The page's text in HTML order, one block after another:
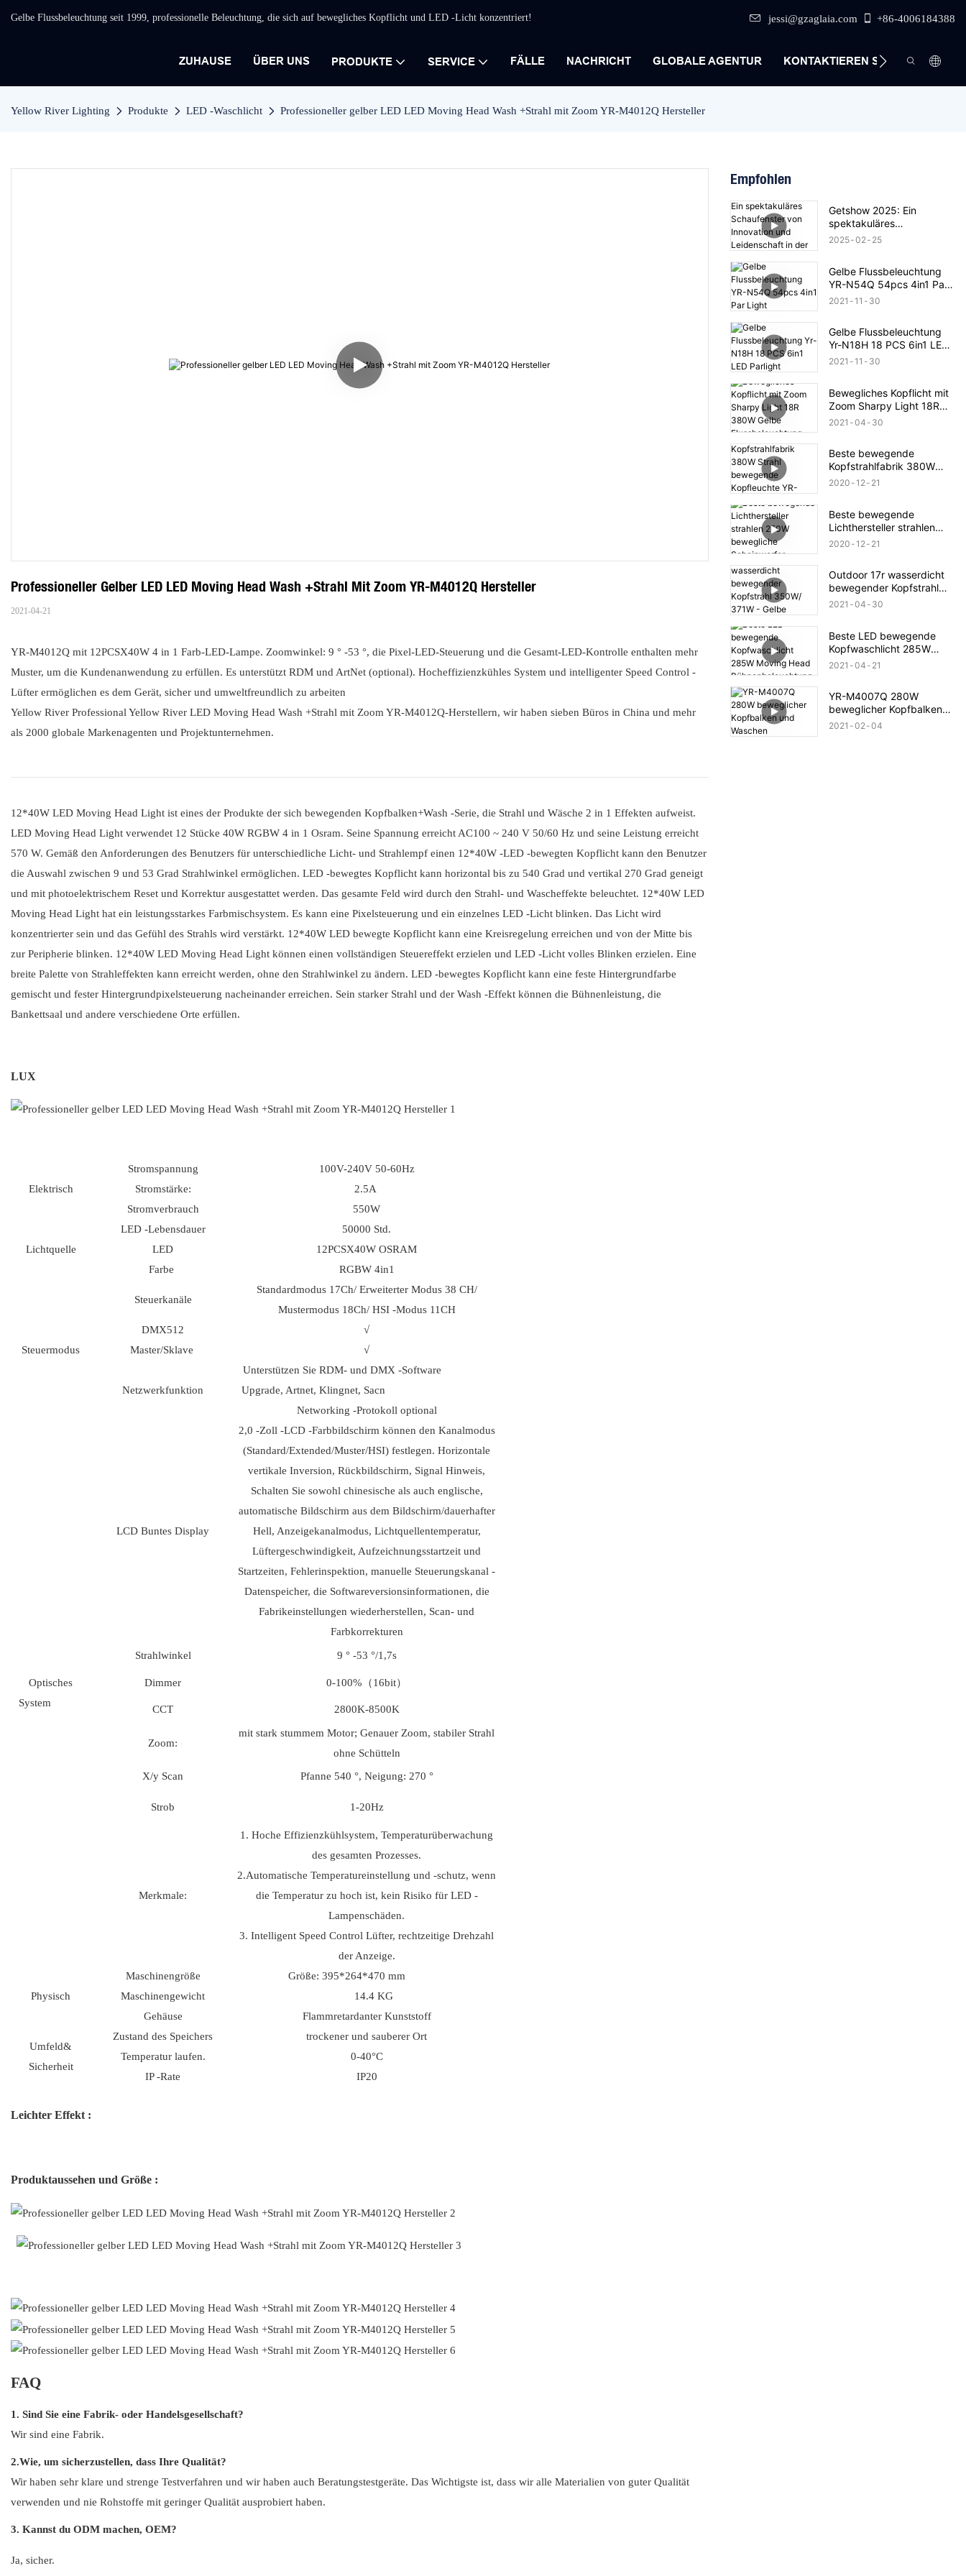
Gelbe Flussbeleuchtung seit 1999, professionelle Beleuchtung, die sich auf bewegliches Kopflicht und LED -Licht konzentriert! jessi@gzaglaia.com +86-4006184388
ZUHAUSE ÜBER UNS PRODUKTE SERVICE FÄLLE NACHRICHT GLOBALE AGENTUR KONTAKTIEREN SIE UNS
Yellow River Lighting Produkte LED -Waschlicht Professioneller gelber LED LED Moving Head Wash +Strahl mit Zoom YR-M4012Q Hersteller
Professioneller Gelber LED LED Moving Head Wash +Strahl Mit Zoom YR-M4012Q Hersteller
2021-04-21
YR-M4012Q mit 12PCSX40W 4 in 1 Farb-LED-Lampe. Zoomwinkel: 9 ° -53 °, die Pixel-LED-Steuerung und die Gesamt-LED-Kontrolle enthalten mehr
Muster, um die Kundenanwendung zu erfüllen. Es unterstützt RDM und ArtNet (optional). Hocheffizienzkühles System und intelligenter Speed ​​Control -
Lüfter ermöglichen es dem Gerät, sicher und umweltfreundlich zu arbeiten
Yellow River Professional Yellow River LED Moving Head Wash +Strahl mit Zoom YR-M4012Q-Herstellern, wir haben sieben Büros in China und mehr
als 2000 globale Markenagenten und Projektunternehmen.
12*40W LED Moving Head Light ist eines der Produkte der sich bewegenden Kopfbalken+Wash -Serie, die Strahl und Wäsche 2 in 1 Effekten aufweist.
LED Moving Head Light verwendet 12 Stücke 40W RGBW 4 in 1 Osram. Seine Spannung erreicht AC100 ~ 240 V 50/60 Hz und seine Leistung erreicht
570 W. Gemäß den Anforderungen des Benutzers für unterschiedliche Licht- und Strahlempf einen 12*40W -LED -bewegten Kopflicht kann den Benutzer
die Auswahl zwischen 9 und 53 Grad Strahlwinkel ermöglichen. LED -bewegtes Kopflicht kann horizontal bis zu 540 Grad und vertikal 270 Grad geneigt
und mit photoelektrischem Reset und Korrektur ausgestattet werden. Das gesamte Feld wird durch den Strahl- und Wascheffekte beleuchtet. 12*40W LED
Moving Head Light hat ein leistungsstarkes Farbmischsystem. Es kann eine Pixelsteuerung und ein einzelnes LED -Licht blinken. Das Licht wird
konzentrierter sein und das Gefühl des Strahls wird verstärkt. 12*40W LED bewegte Kopflicht kann eine Kreisregelung erreichen und von der Mitte bis
zur Peripherie blinken. 12*40W LED Moving Head Light können einen vollständigen Steuereffekt erzielen und LED -Licht volles Blinken erzielen. Eine
breite Palette von Strahleffekten kann erreicht werden, ohne den Strahlwinkel zu ändern. LED -bewegtes Kopflicht kann eine feste Hintergrundfarbe
gemischt und fester Hintergrundpixelsteuerung nacheinander erreichen. Sein starker Strahl und der Wash -Effekt können die Bühnenleistung, die
Bankettsaal und andere verschiedene Orte erfüllen.
LUX
Elektrisch
Stromspannung
100V-240V 50-60Hz
Stromstärke:
2.5A
Stromverbrauch
550W
Lichtquelle
LED -Lebensdauer
50000 Std.
LED
12PCSX40W OSRAM
Farbe
RGBW 4in1
Steuermodus
Steuerkanäle
Standardmodus 17Ch/ Erweiterter Modus 38 CH/
Mustermodus 18Ch/ HSI -Modus 11CH
DMX512
√
Master/Sklave
√
Netzwerkfunktion
Unterstützen Sie RDM- und DMX -Software
Upgrade, Artnet, Klingnet, Sacn
Networking -Protokoll optional
Optisches
System
LCD Buntes Display
2,0 -Zoll -LCD -Farbbildschirm können den Kanalmodus
(Standard/Extended/Muster/HSI) festlegen. Horizontale
vertikale Inversion, Rückbildschirm, Signal Hinweis,
Schalten Sie sowohl chinesische als auch englische,
automatische Bildschirm aus dem Bildschirm/dauerhafter
Hell, Anzeigekanalmodus, Lichtquellentemperatur,
Lüftergeschwindigkeit, Aufzeichnungsstartzeit und
Startzeiten, Fehlerinspektion, manuelle Steuerungskanal -
Datenspeicher, die Softwareversionsinformationen, die
Fabrikeinstellungen wiederherstellen, Scan- und
Farbkorrekturen
Strahlwinkel 9 ° -53 °/1,7s
Dimmer 0-100%（16bit）
CCT 2800K-8500K
Zoom:
mit stark stummem Motor; Genauer Zoom, stabiler Strahl
ohne Schütteln
X/y Scan
Pfanne 540 °, Neigung: 270 °
Strob 1-20Hz
Merkmale:
1. Hoche Effizienzkühlsystem, Temperaturüberwachung
des gesamten Prozesses.
2.Automatische Temperatureinstellung und -schutz, wenn
die Temperatur zu hoch ist, kein Risiko für LED -
Lampenschäden.
3. Intelligent Speed ​​Control Lüfter, rechtzeitige Drehzahl
der Anzeige.
Physisch
Maschinengröße
Größe: 395*264*470 mm
Maschinengewicht
14.4 KG
Gehäuse
Flammretardanter Kunststoff
Umfeld&
Sicherheit
Zustand des Speichers
trockener und sauberer Ort
Temperatur laufen.
0-40°C
IP -Rate
IP20
Leichter Effekt :
Produktaussehen und Größe :
FAQ
1. Sind Sie eine Fabrik- oder Handelsgesellschaft?
Wir sind eine Fabrik.
2.Wie, um sicherzustellen, dass Ihre Qualität?
Wir haben sehr klare und strenge Testverfahren und wir haben auch Beratungstestgeräte. Das Wichtigste ist, dass wir alle Materialien von guter Qualität
verwenden und nie Rohstoffe mit geringer Qualität ausprobiert haben.
3. Kannst du ODM machen, OEM?
Ja, sicher.
Empfohlen
Getshow 2025: Ein
spektakuläres
Schaufenster von
Bühnenbeleuchtungstechn
ologie
2025 02 25
Gelbe Flussbeleuchtung
YR-N54Q 54pcs 4in1 Par
Light
2021 11 30
Gelbe Flussbeleuchtung
Yr-N18H 18 PCS 6in1 LED
Parlight
2021 11 30
Bewegliches Kopflicht mit
Zoom Sharpy Light 18R
380W Gelbe
2021 04 30
Beste bewegende
Kopfstrahlfabrik 380W
Strahl bewegende
2020 12 21
Beste bewegende
Lichthersteller strahlen
250W bewegliche
2020 12 21
Outdoor 17r wasserdicht
bewegender Kopfstrahl
350W/ 371W - Gelbe
2021 04 30
Beste LED bewegende
Kopfwaschlicht 285W
Moving Head
2021 04 21
YR-M4007Q 280W
beweglicher Kopfbalken
und Waschen
2021 02 04